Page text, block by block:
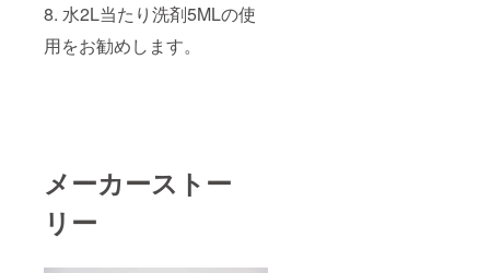
8. 水2L当たり洗剤5MLの使
用をお勧めします。
メーカーストー
リー